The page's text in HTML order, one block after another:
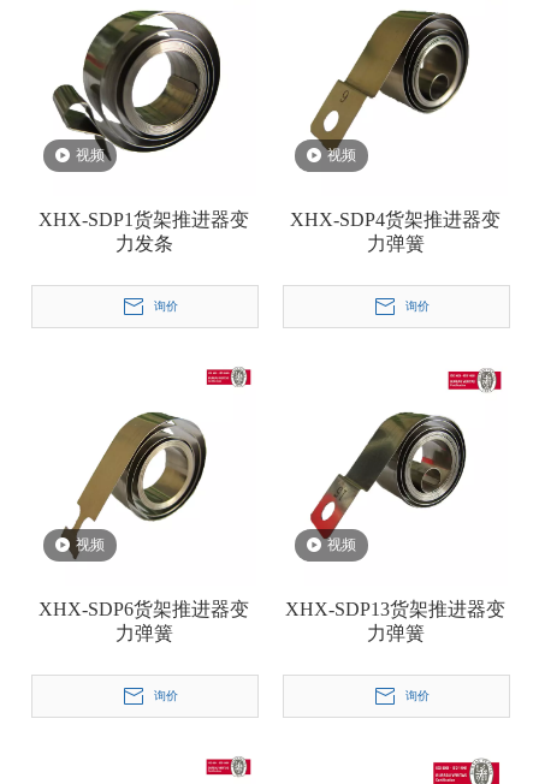
视频
XHX-SDP1货架推进器变
力发条
询价
视频
XHX-SDP4货架推进器变
力弹簧
询价
视频
XHX-SDP6货架推进器变
力弹簧
询价
视频
XHX-SDP13货架推进器变
力弹簧
询价